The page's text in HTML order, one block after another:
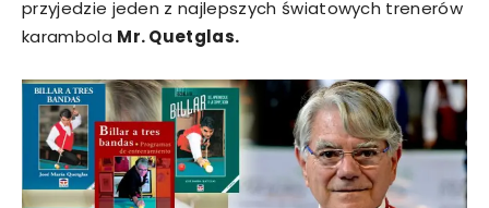
przyjedzie jeden z najlepszych światowych trenerów
karambola Mr. Quetglas.